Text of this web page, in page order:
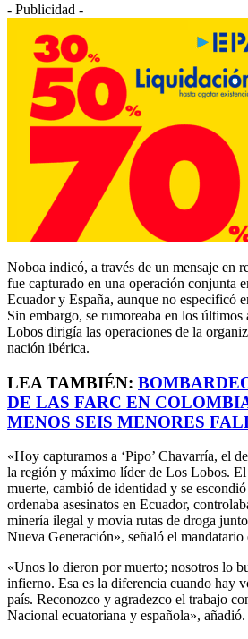
- Publicidad -
Noboa indicó, a través de un mensaje en
fue capturado en una operación conjunta
Ecuador y España, aunque no especificó
Sin embargo, se rumoreaba en los
Lobos dirigía las operaciones de la
nación ibérica.
LEA TAMBIÉN:
DE LAS FARC EN
MENOS SEIS MENORES
«Hoy capturamos a ‘Pipo’ Chavarría, el
la región y máximo líder de Los Lobos.
muerte, cambió de identidad y se
ordenaba asesinatos en Ecuador,
minería ilegal y movía rutas de droga
Nueva Generación», señaló el
«Unos lo dieron por muerto; nosotros lo
infierno. Esa es la diferencia cuando hay
país. Reconozco y agradezco el trabajo
Nacional ecuatoriana y española», añadió.